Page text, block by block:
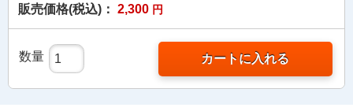
販売価格(税込)： 2,300 円
数量 カートに入れる